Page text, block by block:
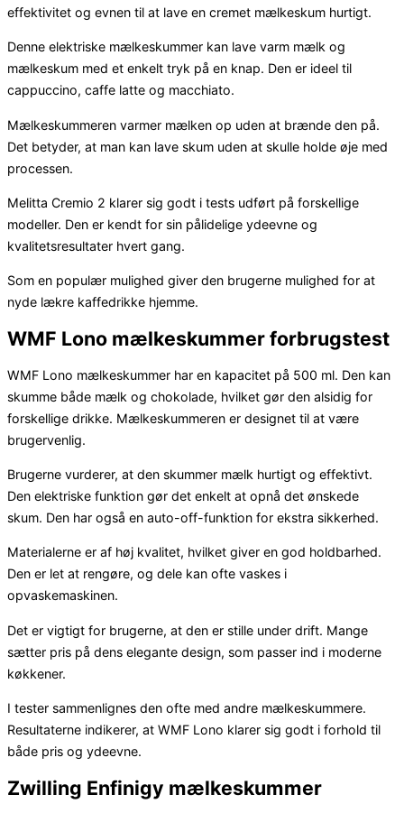
effektivitet og evnen til at lave en cremet mælkeskum hurtigt.
Denne elektriske mælkeskummer kan lave varm mælk og
mælkeskum med et enkelt tryk på en knap. Den er ideel til
cappuccino, caffe latte og macchiato.
Mælkeskummeren varmer mælken op uden at brænde den på.
Det betyder, at man kan lave skum uden at skulle holde øje med
processen.
Melitta Cremio 2 klarer sig godt i tests udført på forskellige
modeller. Den er kendt for sin pålidelige ydeevne og
kvalitetsresultater hvert gang.
Som en populær mulighed giver den brugerne mulighed for at
nyde lækre kaffedrikke hjemme.
WMF Lono mælkeskummer forbrugstest
WMF Lono mælkeskummer har en kapacitet på 500 ml. Den kan
skumme både mælk og chokolade, hvilket gør den alsidig for
forskellige drikke. Mælkeskummeren er designet til at være
brugervenlig.
Brugerne vurderer, at den skummer mælk hurtigt og effektivt.
Den elektriske funktion gør det enkelt at opnå det ønskede
skum. Den har også en auto-off-funktion for ekstra sikkerhed.
Materialerne er af høj kvalitet, hvilket giver en god holdbarhed.
Den er let at rengøre, og dele kan ofte vaskes i
opvaskemaskinen.
Det er vigtigt for brugerne, at den er stille under drift. Mange
sætter pris på dens elegante design, som passer ind i moderne
køkkener.
I tester sammenlignes den ofte med andre mælkeskummere.
Resultaterne indikerer, at WMF Lono klarer sig godt i forhold til
både pris og ydeevne.
Zwilling Enfinigy mælkeskummer